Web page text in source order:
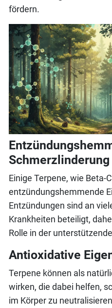
fördern.
Schmerzlinderung
Einige Terpene, wie Beta-
entzündungshemmende
Entzündungen sind an
Krankheiten beteiligt,
Rolle in der
Antioxidative
Terpene können als
wirken, die dabei helfen,
im Körper zu